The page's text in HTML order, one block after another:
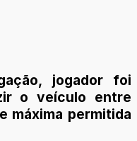
jogador foi
o veículo entre
máxima permitida